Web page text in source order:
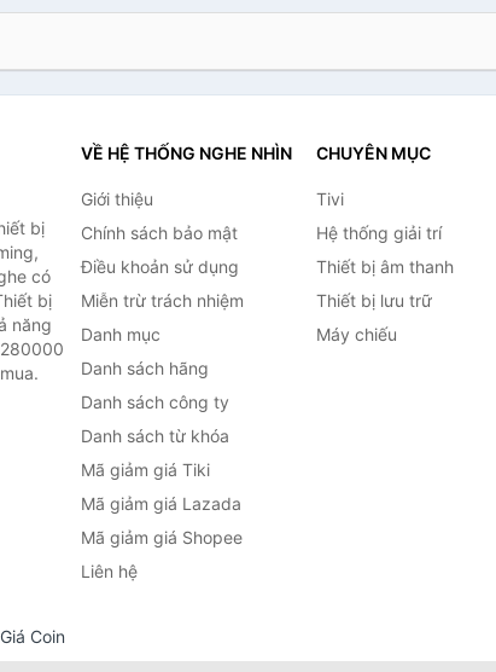
bị
có
bị
năng
VỀ HỆ THỐNG NGHE NHÌN
Giới thiệu
Chính sách bảo mật
Điều khoản sử dụng
Miễn trừ trách nhiệm
Danh mục
Danh sách hãng
Danh sách công ty
Danh sách từ khóa
Mã giảm giá Tiki
Mã giảm giá Lazada
Mã giảm giá Shopee
Liên hệ
CHUYÊN MỤC
Tivi
Hệ thống giải trí
Thiết bị âm thanh
Thiết bị lưu trữ
Máy chiếu
Giá Coin